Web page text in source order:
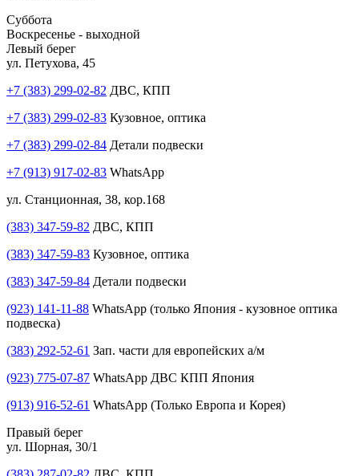
Суббота
Воскресенье - выходной
Левый берег
ул. Петухова, 45
+7 (383) 299-02-82 ДВС, КПП
+7 (383) 299-02-83 Кузовное, оптика
+7 (383) 299-02-84 Детали подвески
+7 (913) 917-02-83 WhatsApp
ул. Станционная, 38, кор.168
(383) 347-59-82 ДВС, КПП
(383) 347-59-83 Кузовное, оптика
(383) 347-59-84 Детали подвески
(923) 141-11-88 WhatsApp (только Япония - кузовное оптика
подвеска)
(383) 292-52-61 Зап. части для европейских а/м
(923) 775-07-87 WhatsApp ДВС КПП Япония
(913) 916-52-61 WhatsApp (Только Европа и Корея)
Правый берег
ул. Шорная, 30/1